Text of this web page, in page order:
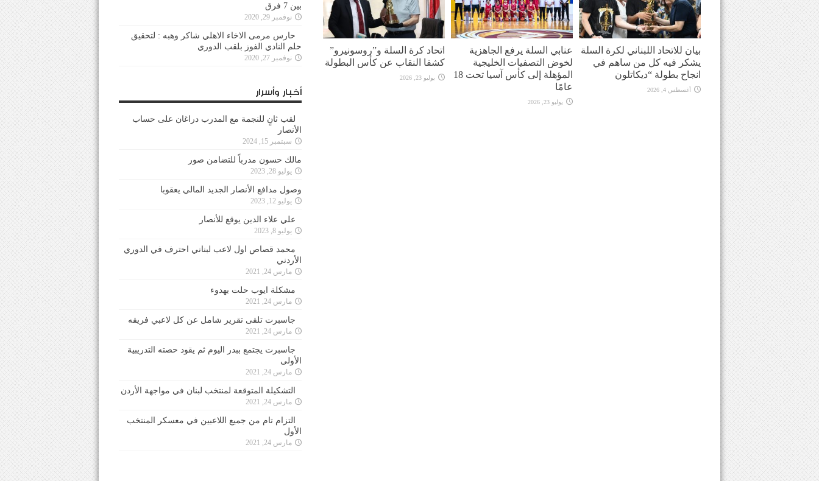
بيان للاتحاد اللبناني لكرة السلة
يشكر فيه كل من ساهم في
انجاح بطولة “ديكاتلون
أغسطس 4, 2026
عنابي السلة يرفع الجاهزية
لخوض التصفيات الخليجية
المؤهلة إلى كأس آسيا تحت 18
عامًا
يوليو 23, 2026
اتحاد كرة السلة و”روسونيرو”
كشفا النقاب عن كأس البطولة
يوليو 23, 2026
بين 7 فرق
نوفمبر 29, 2020
حارس مرمى الاخاء الاهلي شاكر وهبه : لتحقيق
حلم النادي الفوز بلقب الدوري
نوفمبر 27, 2020
أخبار وأسرار
لقب ثانٍ للنجمة مع المدرب دراغان على حساب
الأنصار
سبتمبر 15, 2024
مالك حسون مدرباً للتضامن صور
يوليو 28, 2023
وصول مدافع الأنصار الجديد المالي يعقوبا
يوليو 12, 2023
علي علاء الدين يوقع للأنصار
يوليو 8, 2023
محمد قصاص اول لاعب لبناني احترف في الدوري
الأردني
مارس 24, 2021
مشكلة ايوب حلت بهدوء
مارس 24, 2021
جاسبرت تلقى تقرير شامل عن كل لاعبي فريقه
مارس 24, 2021
جاسبرت يجتمع ببدر اليوم ثم يقود حصته التدريبية
الأولى
مارس 24, 2021
التشكيلة المتوقعة لمنتخب لبنان في مواجهة الأردن
مارس 24, 2021
التزام تام من جميع اللاعبين في معسكر المنتخب
الأول
مارس 24, 2021